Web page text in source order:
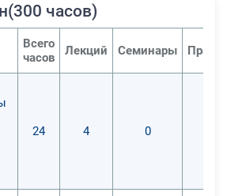
профессиональных
физкультуры
требованиям
Возраст учеников
средних классов составляет где-то
В этом курсе слушатели
часов)
Всего
часов
Лекций Семинары
24 4 0